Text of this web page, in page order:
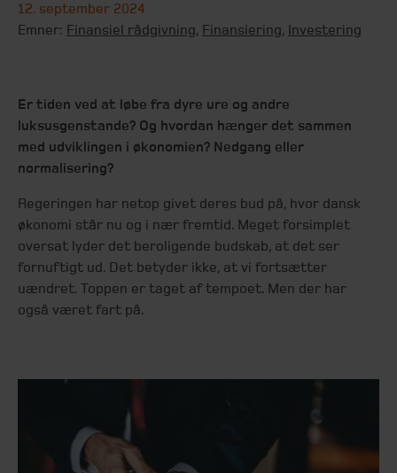
12. september 2024
Emner: Finansiel rådgivning, Finansiering, Investering
Er tiden ved at løbe fra dyre ure og andre
luksusgenstande? Og hvordan hænger det sammen
med udviklingen i økonomien? Nedgang eller
normalisering?
Regeringen har netop givet deres bud på, hvor dansk
økonomi står nu og i nær fremtid. Meget forsimplet
oversat lyder det beroligende budskab, at det ser
fornuftigt ud. Det betyder ikke, at vi fortsætter
uændret. Toppen er taget af tempoet. Men der har
også været fart på.